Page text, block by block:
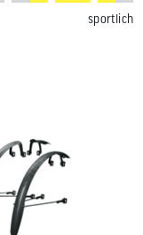
sportlich